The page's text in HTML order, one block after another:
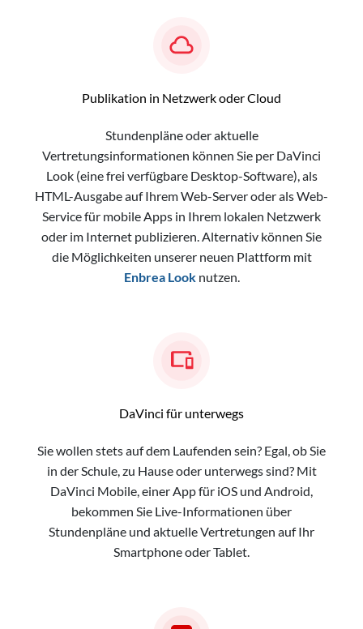
Publikation in Netzwerk oder Cloud
Stundenpläne oder aktuelle
Vertretungsinformationen können Sie per DaVinci
Look (eine frei verfügbare Desktop-Software), als
HTML-Ausgabe auf Ihrem Web-Server oder als Web-
Service für mobile Apps in Ihrem lokalen Netzwerk
oder im Internet publizieren. Alternativ können Sie
die Möglichkeiten unserer neuen Plattform mit
Enbrea Looknutzen.
DaVinci für unterwegs
Sie wollen stets auf dem Laufenden sein? Egal, ob Sie
in der Schule, zu Hause oder unterwegs sind? Mit
DaVinci Mobile, einer App für iOS und Android,
bekommen Sie Live-Informationen über
Stundenpläne und aktuelle Vertretungen auf Ihr
Smartphone oder Tablet.